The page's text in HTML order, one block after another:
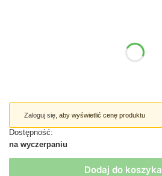
Zaloguj się , aby wyświetlić cenę produktu
Dostępność:
na wyczerpaniu
Dodaj do koszyka